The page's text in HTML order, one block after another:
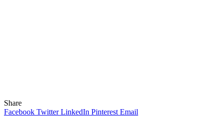
Share
Facebook Twitter LinkedIn Pinterest Email